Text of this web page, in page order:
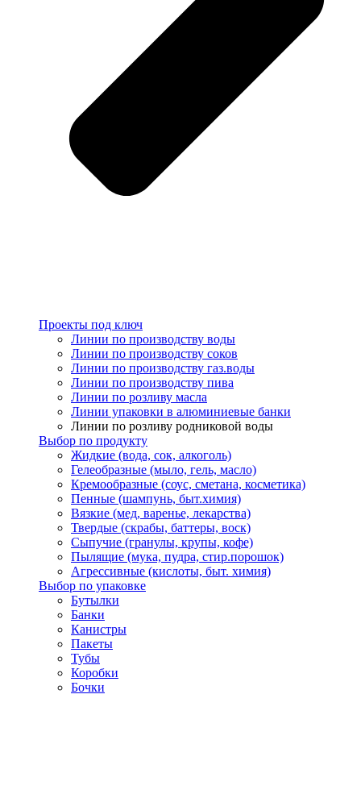
Проекты под ключ
Линии по производству воды
Линии по производству соков
Линии по производству газ.воды
Линии по производству пива
Линии по розливу масла
Линии упаковки в алюминиевые банки
Линии по розливу родниковой воды
Выбор по продукту
Жидкие (вода, сок, алкоголь)
Гелеобразные (мыло, гель, масло)
Кремообразные (соус, сметана, косметика)
Пенные (шампунь, быт.химия)
Вязкие (мед, варенье, лекарства)
Твердые (скрабы, баттеры, воск)
Сыпучие (гранулы, крупы, кофе)
Пылящие (мука, пудра, стир.порошок)
Агрессивные (кислоты, быт. химия)
Выбор по упаковке
Бутылки
Банки
Канистры
Пакеты
Тубы
Коробки
Бочки